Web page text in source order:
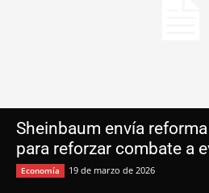
Sheinbaum envía
para reforzar combate a
Economía 19 de marzo de 2026